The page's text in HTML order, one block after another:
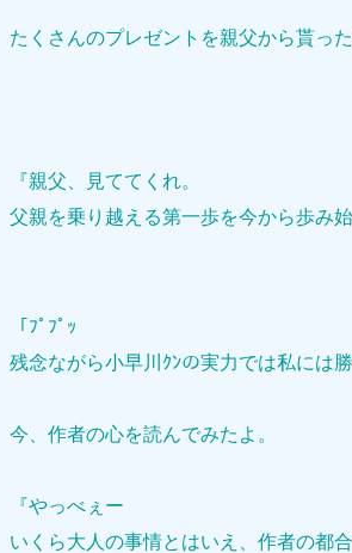
たくさんのプレゼントを親父から貰った
『親父、見ててくれ。
父親を乗り越える第一歩を今から歩み始
「ﾌﾟﾌﾟｯ
残念ながら小早川ｸﾝの実力では私には
今、作者の心を読んでみたよ。
『やっべぇー
いくら大人の事情とはいえ、作者の都